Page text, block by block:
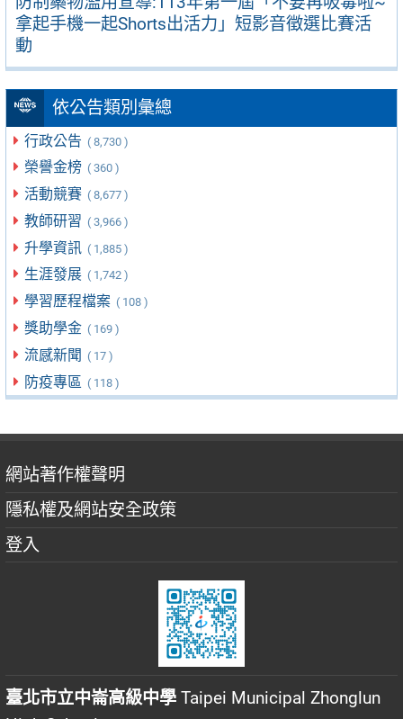
拿起手機一起Shorts出活力」短影音徵選比賽活
動
依公告類別彙總
行政公告 ( 8,730 )
榮譽金榜 ( 360 )
活動競賽 ( 8,677 )
教師研習 ( 3,966 )
升學資訊 ( 1,885 )
生涯發展 ( 1,742 )
學習歷程檔案 ( 108 )
獎助學金 ( 169 )
流感新聞 ( 17 )
防疫專區 ( 118 )
網站著作權聲明
隱私權及網站安全政策
登入
臺北市立中崙高級中學 Taipei Municipal Zhonglun